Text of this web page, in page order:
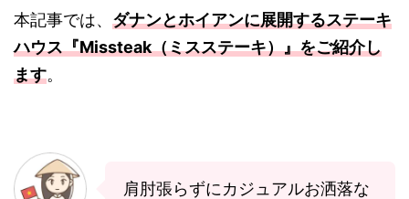
本記事では、 ダナンとホイアンに展開するステーキ
ハウス『Missteak（ミスステーキ）』をご紹介し
ます。
肩肘張らずにカジュアルお洒落な